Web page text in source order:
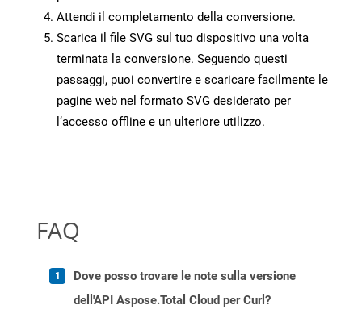
Attendi il completamento della conversione.
Scarica il file SVG sul tuo dispositivo una volta
terminata la conversione. Seguendo questi
passaggi, puoi convertire e scaricare facilmente le
pagine web nel formato SVG desiderato per
l’accesso offline e un ulteriore utilizzo.
FAQ
Dove posso trovare le note sulla versione
dell'API Aspose.Total Cloud per Curl?